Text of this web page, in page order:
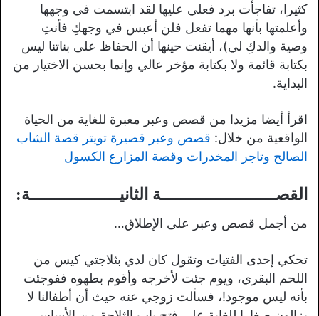
كثيرا، تفاجأت برد فعلي عليها لقد ابتسمت في وجهها
وأعلمتها بأنها مهما تفعل فلن أعبس في وجهكِ فأنتِ
وصية والدكِ لي)، أيقنت حينها أن الحفاظ على بناتنا ليس
بكتابة قائمة ولا بكتابة مؤخر عالي وإنما بحسن الاختيار من
البداية.
اقرأ أيضا مزيدا من قصص وعبر معبرة للغاية من الحياة
الواقعية من خلال: قصص وعبر قصيرة تويتر قصة الشاب
الصالح وتاجر المخدرات وقصة المزارع الكسول
القصـــــــــــــــــــــــة الثانيــــــــــــــــــة:
من أجمل قصص وعبر على الإطلاق…
تحكي إحدى الفتيات وتقول كان لدي بثلاجتي كيس من
اللحم البقري، ويوم جئت لأخرجه وأقوم بطهوه ففوجئت
بأنه ليس موجود!، فسألت زوجي عنه حيث أن أطفالنا لا